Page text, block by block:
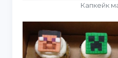
Капкейк